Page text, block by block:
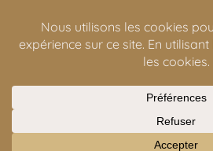
au bonheur de
| Politique de
Soins à la carte
A